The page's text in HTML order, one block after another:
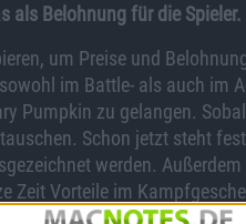
als Belohnung für die Spieler.
um Preise und
im Battle- als auch im
Pumpkin zu gelangen.
Schon jetzt steht
werden.
Zeit Vorteile im